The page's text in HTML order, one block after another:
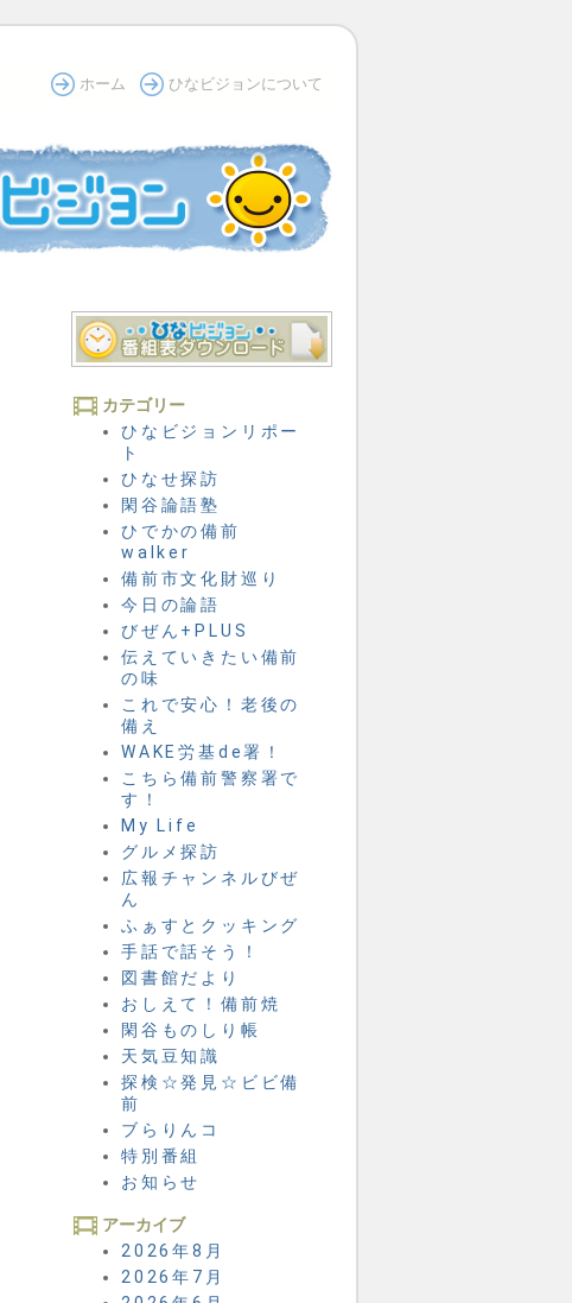
ホーム ひなビジョンについて
カテゴリー
ひなビジョンリポー
ト
ひなせ探訪
閑谷論語塾
ひでかの備前
walker
備前市文化財巡り
今日の論語
びぜん+PLUS
伝えていきたい備前
の味
これで安心！老後の
備え
WAKE労基de署！
こちら備前警察署で
す！
My Life
グルメ探訪
広報チャンネルびぜ
ん
ふぁすとクッキング
手話で話そう！
図書館だより
おしえて！備前焼
閑谷ものしり帳
天気豆知識
探検☆発見☆ビビ備
前
ブらりんコ
特別番組
お知らせ
アーカイブ
2026年8月
2026年7月